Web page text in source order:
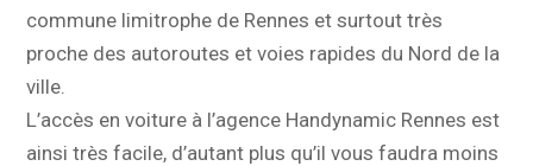
commune limitrophe de Rennes et surtout très
proche des autoroutes et voies rapides du Nord de la
ville.
L’accès en voiture à l’agence Handynamic Rennes est
ainsi très facile, d’autant plus qu’il vous faudra moins